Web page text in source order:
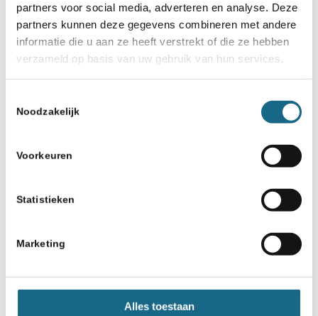
partners voor social media, adverteren en analyse. Deze
partners kunnen deze gegevens combineren met andere
informatie die u aan ze heeft verstrekt of die ze hebben
verzameld op basis van uw gebruik van hun services.
Noodzakelijk
Voorkeuren
Statistieken
Marketing
Alles toestaan
4 december 2017
Wereldkampioen én
jeugdwereldkampioen naar
Wijk aan Zee voor 80e editie
Finales NK Schoolschaken
afgelast